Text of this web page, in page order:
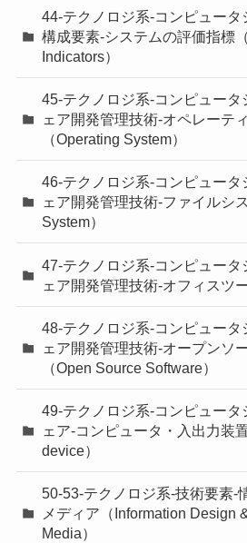
44-テクノロジ系-コンピュータ
構成要素-システムの評価指標
Indicators）
45-テクノロジ系-コンピュータ
ェア開発管理技術-オペレーテ
（Operating System）
46-テクノロジ系-コンピュータ
ェア開発管理技術-ファイルシ
System）
47-テクノロジ系-コンピュータ
ェア開発管理技術-オフィスツ
48-テクノロジ系-コンピュータ
ェア開発管理技術-オープンソ
（Open Source Software）
49-テクノロジ系-コンピュータ
ェア-コンピュータ・入出力装
device）
50-53-テクノロジ系-技術要素-
メディア（Information Design
Media）